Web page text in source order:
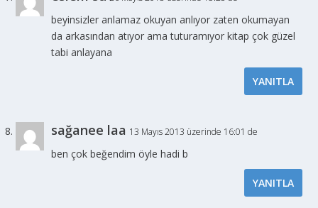
beyinsizler anlamaz okuyan anlıyor zaten okumayan
da arkasından atıyor ama tuturamıyor kitap çok güzel
tabi anlayana
YANITLA
sağanee laa 13 Mayıs 2013 üzerinde 16:01 de
ben çok beğendim öyle hadi b
YANITLA